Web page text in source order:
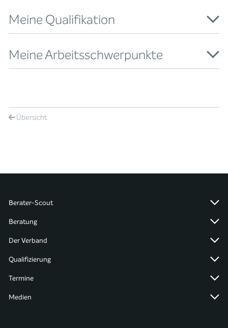
Meine Qualifikation
Meine Arbeitsschwerpunkte
Übersicht
Berater-Scout
Beratung
Der Verband
Qualifizierung
Termine
Medien